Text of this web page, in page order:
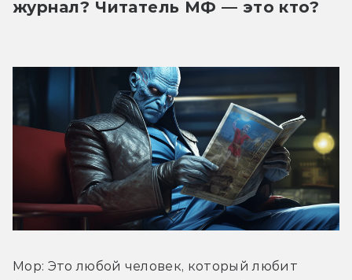
журнал? Читатель МФ — это кто?
Мор: Это любой человек, который любит